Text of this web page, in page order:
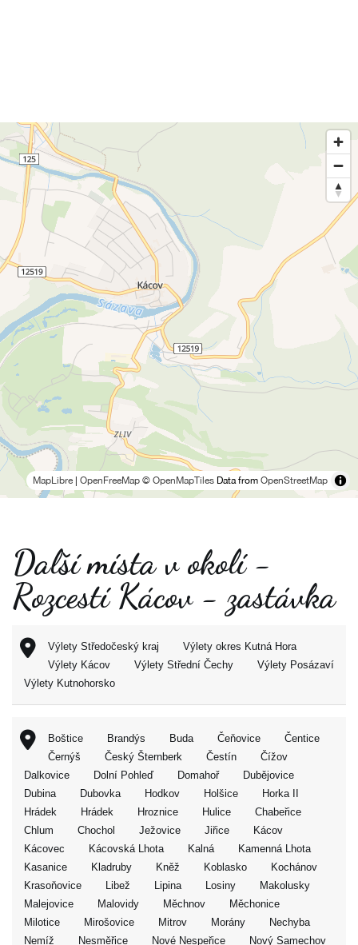
MapLibre OpenFreeMap © OpenMapTiles Data from OpenStreetMap
Další místa v okolí -
Rozcestí Kácov - zastávka
Výlety Středočeský kraj
Výlety okres Kutná Hora
Výlety Kácov
Výlety Střední Čechy
Výlety Posázaví
Výlety Kutnohorsko
Boštice Brandýs Buda Čeňovice
Čentice
Černýš
Český Šternberk Čestín
Čížov
Dalkovice
Dolní Pohleď Domahoř
Dubějovice
Dubina
Dubovka Hodkov Holšice
Horka II
Hrádek
Hrádek Hroznice Hulice
Chabeřice
Chlum
Chochol Ježovice Jiřice
Kácov
Kácovec
Kácovská Lhota Kalná
Kamenná Lhota
Kasanice
Kladruby Kněž Koblasko
Kochánov
Krasoňovice
Libež Lipina Losiny
Makolusky
Malejovice
Malovidy Měchnov
Měchonice
Milotice
Mirošovice Mitrov Morány
Nechyba
Nemíž
Nesměřice Nové Nespeřice Nový Samechov